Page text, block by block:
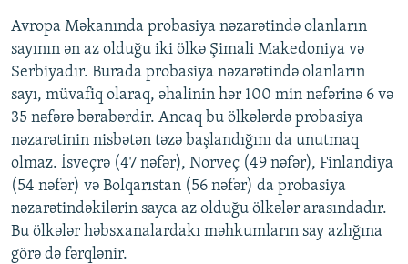
Avropa Məkanında probasiya nəzarətində olanların
sayının ən az olduğu iki ölkə Şimali Makedoniya və
Serbiyadır. Burada probasiya nəzarətində olanların
sayı, müvafiq olaraq, əhalinin hər 100 min nəfərinə 6 və
35 nəfərə bərabərdir. Ancaq bu ölkələrdə probasiya
nəzarətinin nisbətən təzə başlandığını da unutmaq
olmaz. İsveçrə (47 nəfər), Norveç (49 nəfər), Finlandiya
(54 nəfər) və Bolqarıstan (56 nəfər) da probasiya
nəzarətindəkilərin sayca az olduğu ölkələr arasındadır.
Bu ölkələr həbsxanalardakı məhkumların say azlığına
görə də fərqlənir.